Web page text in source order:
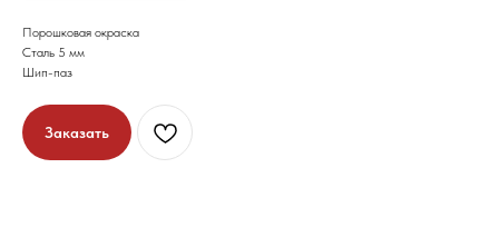
Порошковая окраска
Сталь 5 мм
Шип-паз
Заказать